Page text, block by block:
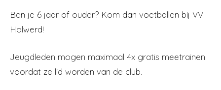
Ben je 6 jaar of ouder? Kom dan voetballen bij VV
Holwerd!
Jeugdleden mogen maximaal 4x gratis meetrainen
voordat ze lid worden van de club.